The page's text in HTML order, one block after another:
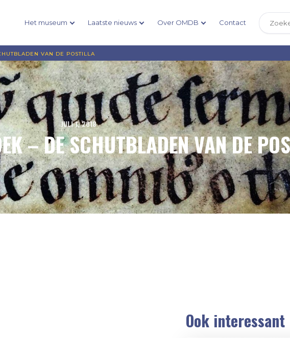
Het museum Laatste nieuws Over OMDB Contact
VAN DE POSTILLA
JULI 1, 2018
– DE SCHUTBLADEN VAN DE
Ook interessant